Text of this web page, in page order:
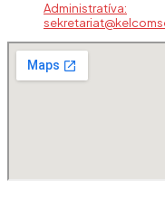
Administratíva: